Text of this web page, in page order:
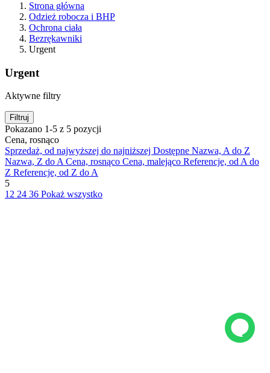
Strona główna
Odzież robocza i BHP
Ochrona ciała
Bezrękawniki
Urgent
Urgent
Aktywne filtry
Filtruj
Pokazano 1-5 z 5 pozycji
Cena, rosnąco
Sprzedaż, od najwyższej do najniższej Dostępne Nazwa, A do Z
Nazwa, Z do ACena, rosnąco Cena, malejąco Referencje, od A do
Z Referencje, od Z do A
5
12 24 36 Pokaż wszystko